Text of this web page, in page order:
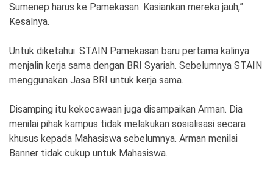
Sumenep harus ke Pamekasan. Kasiankan mereka jauh,”
Kesalnya.
Untuk diketahui. STAIN Pamekasan baru pertama kalinya
menjalin kerja sama dengan BRI Syariah. Sebelumnya STAIN
menggunakan Jasa BRI untuk kerja sama.
Disamping itu kekecawaan juga disampaikan Arman. Dia
menilai pihak kampus tidak melakukan sosialisasi secara
khusus kepada Mahasiswa sebelumnya. Arman menilai
Banner tidak cukup untuk Mahasiswa.